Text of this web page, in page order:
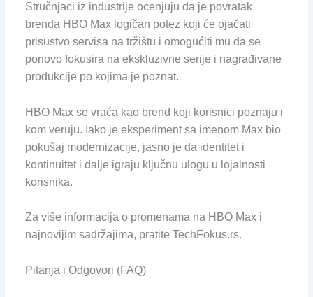
Stručnjaci iz industrije ocenjuju da je povratak
brenda HBO Max logičan potez koji će ojačati
prisustvo servisa na tržištu i omogućiti mu da se
ponovo fokusira na ekskluzivne serije i nagrađivane
produkcije po kojima je poznat.
HBO Max se vraća kao brend koji korisnici poznaju i
kom veruju. Iako je eksperiment sa imenom Max bio
pokušaj modernizacije, jasno je da identitet i
kontinuitet i dalje igraju ključnu ulogu u lojalnosti
korisnika.
Za više informacija o promenama na HBO Max i
najnovijim sadržajima, pratite TechFokus.rs.
Pitanja i Odgovori (FAQ)